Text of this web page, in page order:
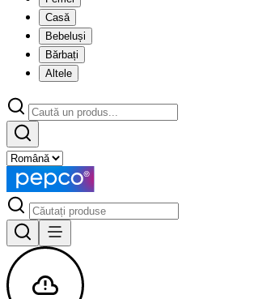
Casă
Bebeluși
Bărbați
Altele